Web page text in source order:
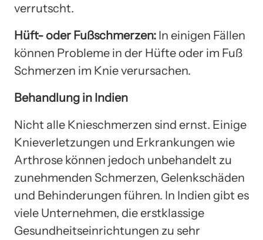
verrutscht.
Hüft- oder Fußschmerzen: In einigen Fällen
können Probleme in der Hüfte oder im Fuß
Schmerzen im Knie verursachen.
Behandlung in Indien
Nicht alle Knieschmerzen sind ernst. Einige
Knieverletzungen und Erkrankungen wie
Arthrose können jedoch unbehandelt zu
zunehmenden Schmerzen, Gelenkschäden
und Behinderungen führen. In Indien gibt es
viele Unternehmen, die erstklassige
Gesundheitseinrichtungen zu sehr